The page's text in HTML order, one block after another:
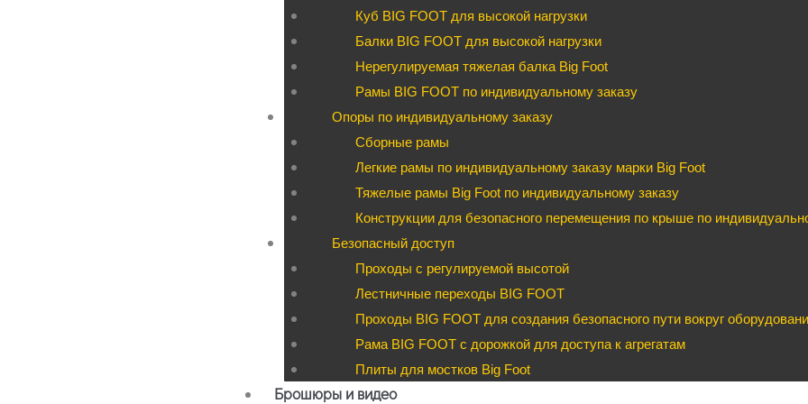
Куб BIG FOOT для высокой нагрузки
Балки BIG FOOT для высокой нагрузки
Нерегулируемая тяжелая балка Big Foot
Рамы BIG FOOT по индивидуальному заказу
Опоры по индивидуальному заказу
Сборные рамы
Легкие рамы по индивидуальному заказу марки Big Foot
Тяжелые рамы Big Foot по индивидуальному заказу
Конструкции для безопасного перемещения по крыше по
Безопасный доступ
Проходы с регулируемой высотой
Лестничные переходы BIG FOOT
Проходы BIG FOOT для создания безопасного пути вокруг
Рама BIG FOOT с дорожкой для доступа к агрегатам
Плиты для мостков Big Foot
Брошюры и видео